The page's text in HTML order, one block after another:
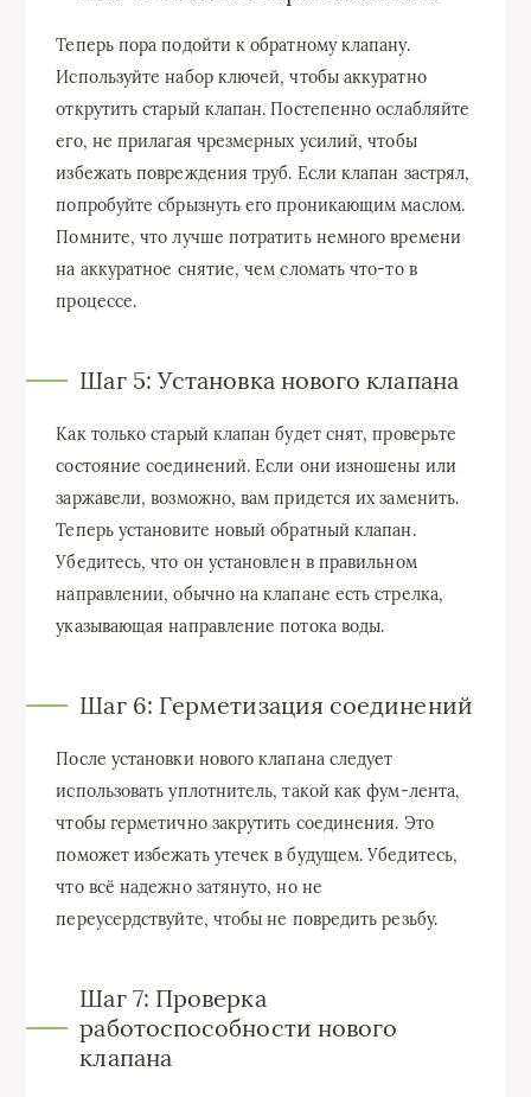
Теперь пора подойти к обратному клапану.
Используйте набор ключей, чтобы аккуратно
открутить старый клапан. Постепенно ослабляйте
его, не прилагая чрезмерных усилий, чтобы
избежать повреждения труб. Если клапан застрял,
попробуйте сбрызнуть его проникающим маслом.
Помните, что лучше потратить немного времени
на аккуратное снятие, чем сломать что-то в
процессе.
Шаг 5: Установка нового клапана
Как только старый клапан будет снят, проверьте
состояние соединений. Если они изношены или
заржавели, возможно, вам придется их заменить.
Теперь установите новый обратный клапан.
Убедитесь, что он установлен в правильном
направлении, обычно на клапане есть стрелка,
указывающая направление потока воды.
Шаг 6: Герметизация соединений
После установки нового клапана следует
использовать уплотнитель, такой как фум-лента,
чтобы герметично закрутить соединения. Это
поможет избежать утечек в будущем. Убедитесь,
что всё надежно затянуто, но не
переусердствуйте, чтобы не повредить резьбу.
Шаг 7: Проверка
работоспособности нового
клапана